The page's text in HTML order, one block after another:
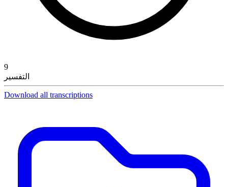
9
التفسير
Download all transcriptions